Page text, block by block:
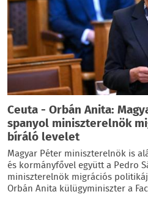
Ceuta - Orbán Anita:
spanyol miniszterelnök
bíráló levelet
Magyar Péter miniszterelnök is
és kormányfővel együtt a Pedro
miniszterelnök migrációs
Orbán Anita külügyminiszter a